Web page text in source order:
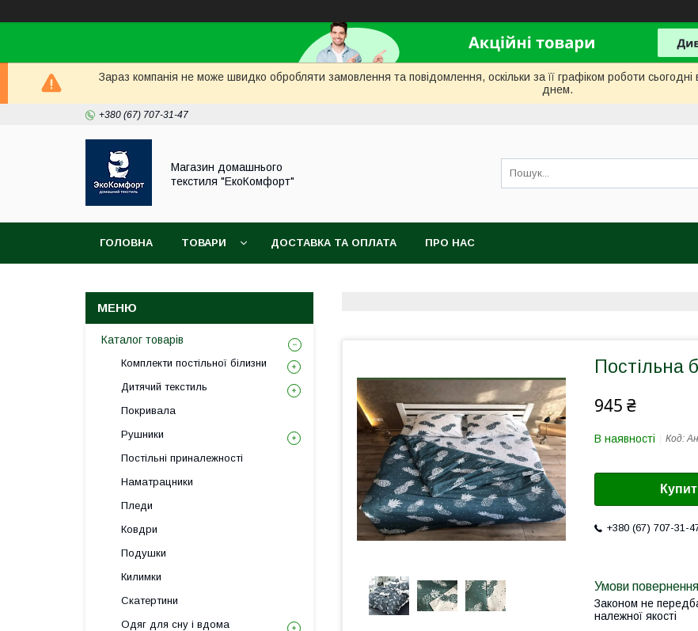
Зараз компанія не може швидко обробляти замовлення та повідомлення, оскільки за її графіком роботи
днем.
+380 (67) 707-31-47
Магазин домашнього
текстиля "ЕкоКомфорт"
ГОЛОВНА ТОВАРИ ДОСТАВКА ТА ОПЛАТА ПРО НАС
Постільна
945 ₴
В наявності Код:
+380 (67) 707-31-
Законом не
належної якості
Каталог товарів
Комплекти постільної білизни
Дитячий текстиль
Покривала
Рушники
Постільні приналежності
Наматрацники
Пледи
Ковдри
Подушки
Килимки
Скатертини
Одяг для сну і вдома